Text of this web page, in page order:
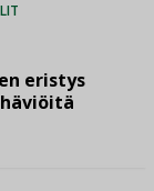
eristys